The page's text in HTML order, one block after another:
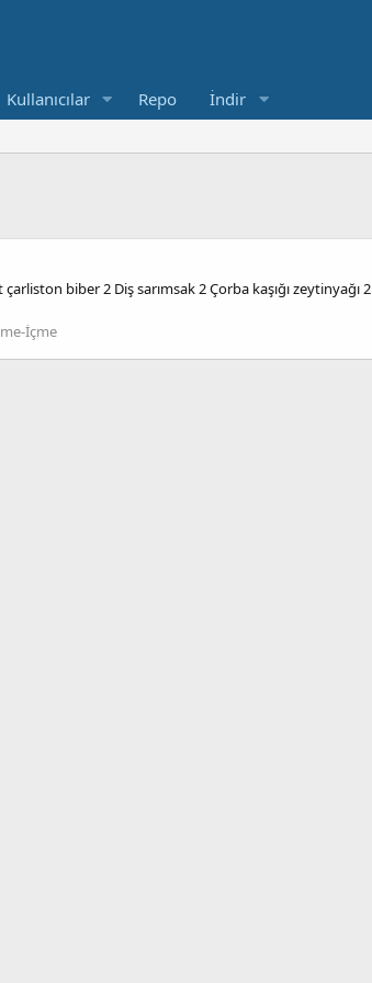
Kullanıcılar Repo İndir
biber 2 Diş sarımsak 2 Çorba kaşığı
İçme